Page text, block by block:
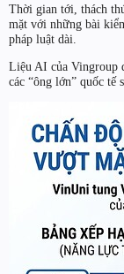
Thời gian tới, thách
mặt với những bài
pháp luật dài.
Liệu AI của Vingroup
các “ông lớn” quốc tế